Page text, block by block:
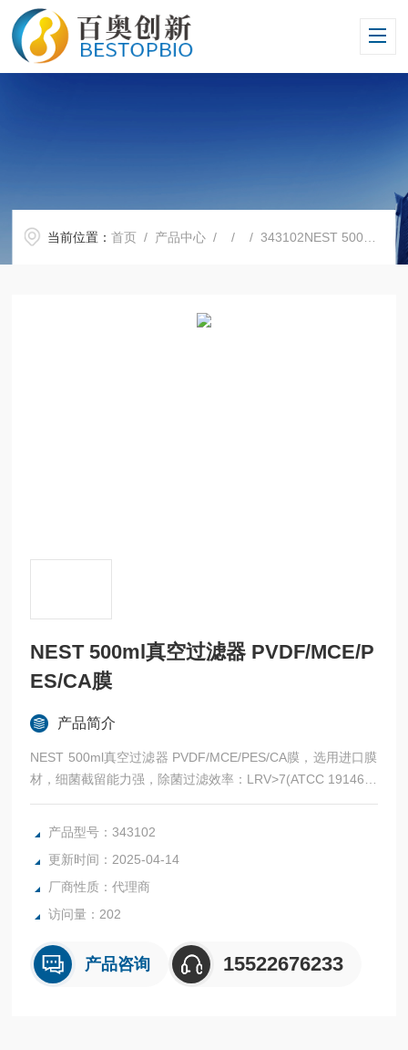
当前位置：首页 / 产品中心 / / / 343102NEST 500ml真空过滤器 PVDF/MCE/PES/CA膜
NEST 500ml真空过滤器 PVDF/MCE/P
ES/CA膜
产品简介
NEST 500ml真空过滤器 PVDF/MCE/PES/CA膜，选用进口膜
材，细菌截留能力强，除菌过滤效率：LRV>7(ATCC 19146缺
陷短波单胞菌，ASTM细菌挑战实验)。多种膜材质、多种规格
（250 mL、500 mL、1000 mL），方便客户根据不同需求选
产品型号：343102
更新时间：2025-04-14
厂商性质：代理商
访问量：202
产品咨询 15522676233